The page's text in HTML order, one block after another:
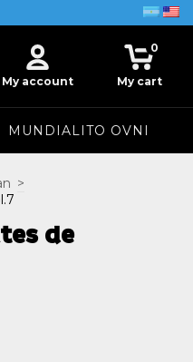
My account My cart
0
MUNDIALITO OVNI
>
de